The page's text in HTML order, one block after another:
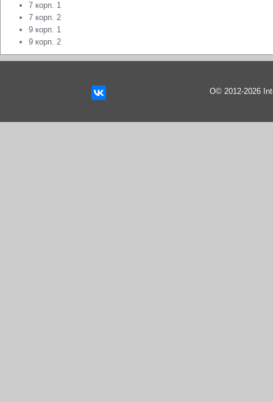
7 корп. 1
7 корп. 2
9 корп. 1
9 корп. 2
О© 2012-2026